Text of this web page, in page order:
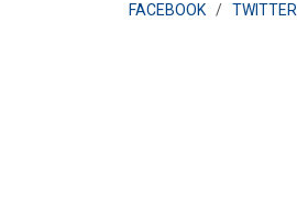
FACEBOOK / TWITTER
LEGGI DI PIÙ